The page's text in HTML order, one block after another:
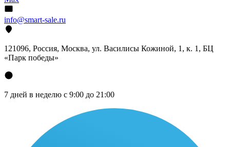
info@smart-sale.ru
121096, Россия, Москва, ул. Василисы Кожиной, 1, к. 1, БЦ
«Парк победы»
7 дней в неделю с 9:00 до 21:00